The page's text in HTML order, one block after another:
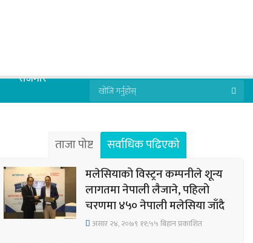
रोजगार
ताजा पोष्ट
सर्वाधिक पढिएको
मलेसियाको विस्ट्रन कम्पनीले शून्य
लागतमा नेपाली लैजाने, पहिलो
चरणमा ४५० नेपाली मलेसिया जाँदै
असार २४, २०७९ ११;५५ बिहान प्रकाशित